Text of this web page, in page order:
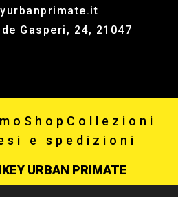
Gasperi, 24, 21047
Shop Collezioni
e spedizioni
URBAN PRIMATE